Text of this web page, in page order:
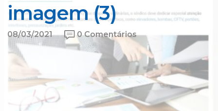
imagem (3)
08/03/2021 0 Comentários